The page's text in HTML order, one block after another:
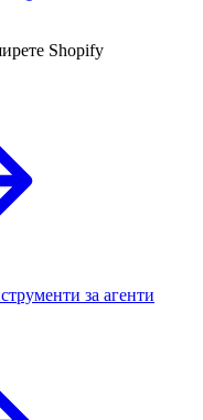
Shopify
за агенти